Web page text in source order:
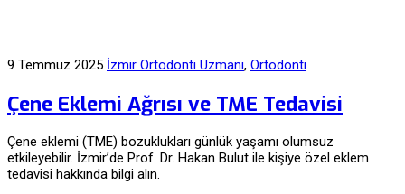
9 Temmuz 2025 İzmir Ortodonti Uzmanı, Ortodonti
Çene Eklemi Ağrısı ve TME Tedavisi
Çene eklemi (TME) bozuklukları günlük yaşamı olumsuz
etkileyebilir. İzmir’de Prof. Dr. Hakan Bulut ile kişiye özel eklem
tedavisi hakkında bilgi alın.